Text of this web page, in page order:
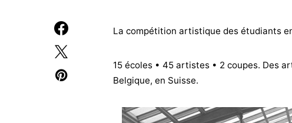
La compétition artistique des étudiants
15 écoles • 45 artistes • 2 coupes. Des
Belgique, en Suisse.